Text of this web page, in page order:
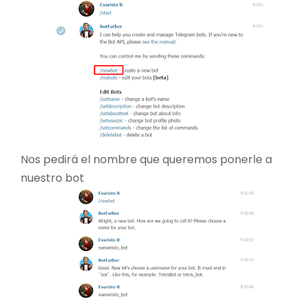
Nos pedirá el nombre que queremos ponerle a
nuestro bot